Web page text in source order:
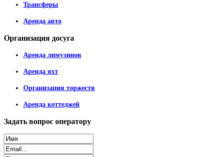
Трансферы
Аренда авто
Организация досуга
Аренда лимузинов
Аренда яхт
Организация торжеств
Аренда коттеджей
Задать вопрос оператору